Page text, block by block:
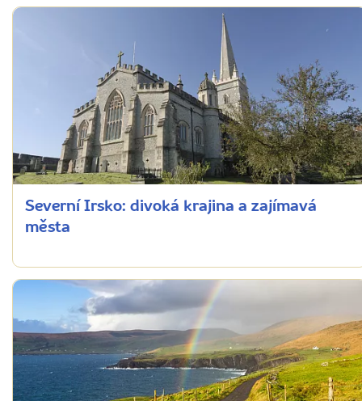
Severní Irsko: divoká krajina a zajímavá
města